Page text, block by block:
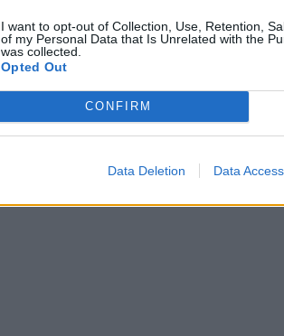
I want to opt-out of Collection, Use, Retention,
of my Personal Data that Is Unrelated with the
was collected.
Opted Out
CONFIRM
Data Deletion Data Access